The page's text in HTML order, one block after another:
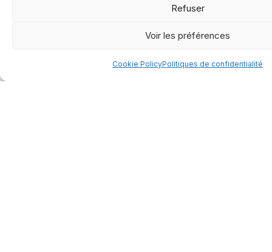
Refuser
Voir les préférences
Cookie PolicyPolitiques de confidentialité